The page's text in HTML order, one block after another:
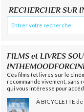
RECHERCHER SUR
FILMS et LIVRES
Ces films (et livres sur le
recommande vivement, sans
qui vous intéresse pour
À BICYCLETTE